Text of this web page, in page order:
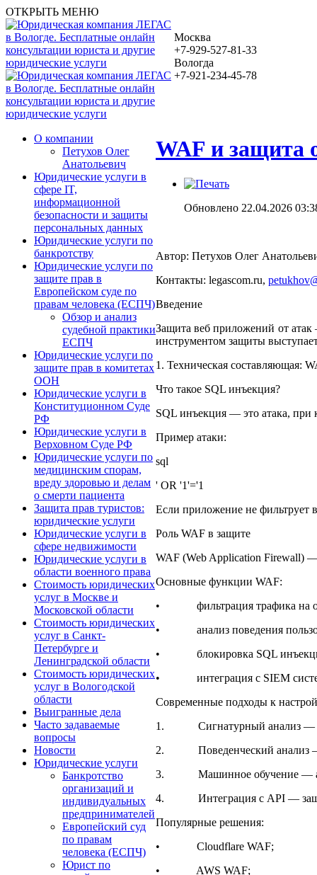
ОТКРЫТЬ МЕНЮ
Москва
+7-929-527-81-33
Вологда
+7-921-234-45-78
О компании
Петухов Олег
Анатольевич
Юридические услуги в
сфере IT,
информационной
безопасности и защиты
персональных данных
Юридические услуги по
банкротству
Юридические услуги по
защите прав в
Европейском суде по
правам человека (ЕСПЧ)
Обзор и анализ
судебной практики
ЕСПЧ
Юридические услуги по
защите прав в комитетах
ООН
Юридические услуги в
Конституционном Суде
РФ
Юридические услуги в
Верховном Суде РФ
Юридические услуги по
медицинским спорам,
вреду здоровью и делам
о смерти пациента
Защита прав туристов:
юридические услуги
Юридические услуги в
сфере недвижимости
Юридические услуги в
области военного права
Стоимость юридических
услуг в Москве и
Московской области
Стоимость юридических
услуг в Санкт-
Петербурге и
Ленинградской области
Стоимость юридических
услуг в Вологодской
области
Выигранные дела
Часто задаваемые
вопросы
Новости
Юридические услуги
Банкротство
организаций и
индивидуальных
предпринимателей
Европейский суд
по правам
человека (ЕСПЧ)
Юрист по
WAF и защита
Обновлено 22.04.2026
Автор: Петухов Олег
Контакты: legascom.ru,
Введение
Защита веб приложений от
инструментом защиты
1. Техническая составляющая:
Что такое SQL инъекция?
SQL инъекция — это атака, при
Пример атаки:
sql
' OR '1'='1
Если приложение не фильтрует
Роль WAF в защите
WAF (Web Application Firewall)
Основные функции WAF:
• фильтрация трафика на
• анализ поведения
• блокировка SQL
• интеграция с SIEM
Современные подходы к
1. Сигнатурный анализ —
2. Поведенческий анализ —
3. Машинное обучение —
4. Интеграция с API —
Популярные решения:
• Cloudflare WAF;
• AWS WAF;